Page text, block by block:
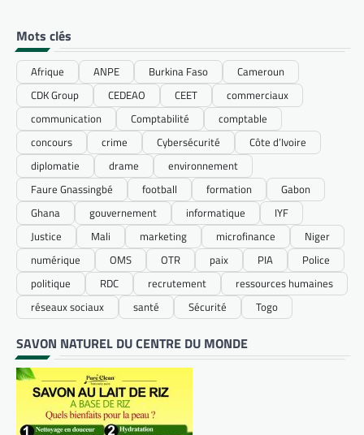
Mots clés
Afrique ANPE Burkina Faso
Cameroun
CDK Group
CEDEAO CEET
commerciaux
communication
Comptabilité
comptable
concours
crime Cybersécurité
Côte d’Ivoire
diplomatie
drame
environnement
Faure Gnassingbé
football formation
Gabon
Ghana
gouvernement informatique
IYF
Justice
Mali marketing microfinance
Niger
numérique
OMS OTR paix PIA
Police
politique
RDC recrutement
ressources humaines
réseaux sociaux
santé Sécurité Togo
SAVON NATUREL DU CENTRE DU MONDE